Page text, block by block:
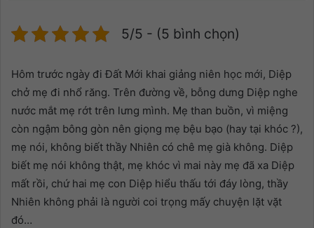
5/5 - (5 bình chọn)
Hôm trước ngày đi Đất Mới khai giảng niên học mới, Diệp
chở mẹ đi nhổ răng. Trên đường về, bỗng dưng Diệp nghe
nước mắt mẹ rớt trên lưng mình. Mẹ than buồn, vì miệng
còn ngậm bông gòn nên giọng mẹ bệu bạo (hay tại khóc ?),
mẹ nói, không biết thầy Nhiên có chê mẹ già không. Diệp
biết mẹ nói không thật, mẹ khóc vì mai này mẹ đã xa Diệp
mất rồi, chứ hai mẹ con Diệp hiểu thấu tới đáy lòng, thầy
Nhiên không phải là người coi trọng mấy chuyện lặt vặt
đó…